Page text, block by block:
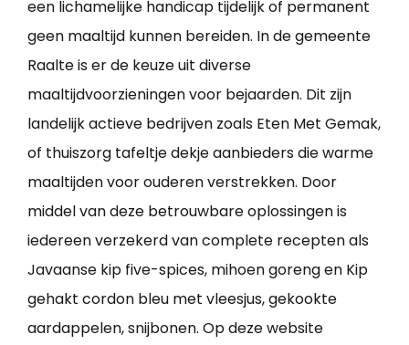
een lichamelijke handicap tijdelijk of permanent
geen maaltijd kunnen bereiden. In de gemeente
Raalte is er de keuze uit diverse
maaltijdvoorzieningen voor bejaarden. Dit zijn
landelijk actieve bedrijven zoals Eten Met Gemak,
of thuiszorg tafeltje dekje aanbieders die warme
maaltijden voor ouderen verstrekken. Door
middel van deze betrouwbare oplossingen is
iedereen verzekerd van complete recepten als
Javaanse kip five-spices, mihoen goreng en Kip
gehakt cordon bleu met vleesjus, gekookte
aardappelen, snijbonen. Op deze website